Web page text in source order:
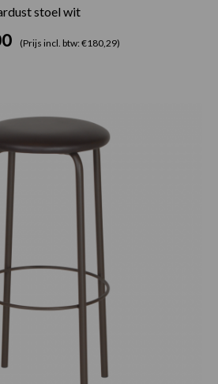
stoel wit
(Prijs incl. btw: €180,29)